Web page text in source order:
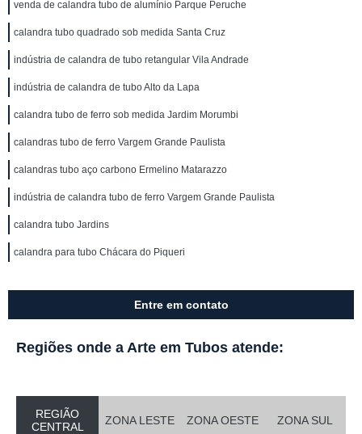
venda de calandra tubo de alumínio Parque Peruche
calandra tubo quadrado sob medida Santa Cruz
indústria de calandra de tubo retangular Vila Andrade
indústria de calandra de tubo Alto da Lapa
calandra tubo de ferro sob medida Jardim Morumbi
calandras tubo de ferro Vargem Grande Paulista
calandras tubo aço carbono Ermelino Matarazzo
indústria de calandra tubo de ferro Vargem Grande Paulista
calandra tubo Jardins
calandra para tubo Chácara do Piqueri
Entre em contato
Regiões onde a Arte em Tubos atende:
REGIÃO
CENTRAL
ZONA LESTE ZONA OESTE ZONA SUL